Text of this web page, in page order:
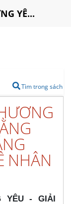
YÊ...
Tìm trong sách
NHÂN
YÊU - GIẢI